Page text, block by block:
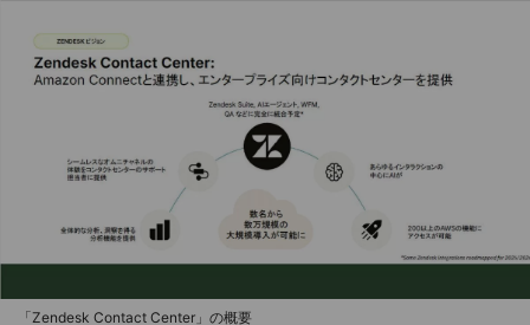
「Zendesk Contact Center」の概要